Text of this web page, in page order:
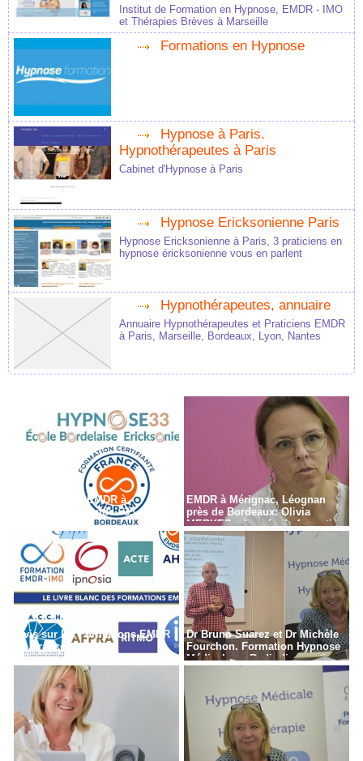
Institut de Formation en Hypnose, EMDR - IMO
et Thérapies Brèves à Marseille
Formations en Hypnose
Hypnose à Paris.
Hypnothérapeutes à Paris
Cabinet d'Hypnose à Paris
Hypnose Ericksonienne Paris
Hypnose Ericksonienne à Paris, 3 praticiens en
hypnose éricksonienne vous en parlent
Hypnothérapeutes, annuaire
Annuaire Hypnothérapeutes et Praticiens EMDR
à Paris, Marseille, Bordeaux, Lyon, Nantes
Formation en EMDR à
Bordeaux - Gironde - 33
EMDR à Mérignac, Léognan
près de Bordeaux: Olivia
MERKES, chargée de formation
Avis sur les Formations EMDR
en France
Dr Bruno Suarez et Dr Michèle
Fourchon. Formation Hypnose
Médicale en Radiodiagnostic,